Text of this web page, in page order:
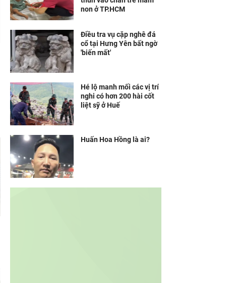
non ở TP.HCM
Điều tra vụ cặp nghê đá
cổ tại Hưng Yên bất ngờ
'biến mất'
Hé lộ manh mối các vị trí
nghi có hơn 200 hài cốt
liệt sỹ ở Huế
Huấn Hoa Hồng là ai?